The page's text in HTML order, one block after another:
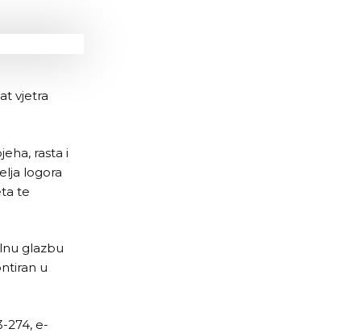
vjetra
rasta i
logora
te
glazbu
u
274, e-